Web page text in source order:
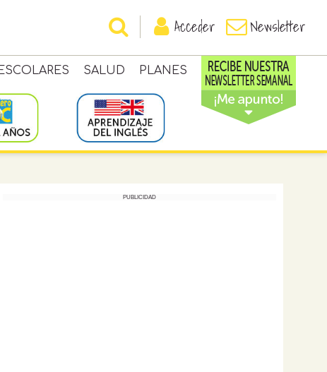
Acceder Newsletter
SALUD PLANES
PUBLICIDAD